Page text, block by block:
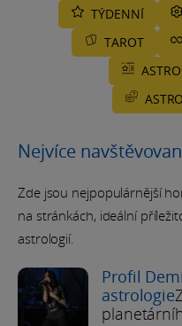
TÝDENNÍ
TAROT
Nejvíce
Zde jsou nejpopulárnější
na stránkách, ideální
astrologií.
Profil
astrologie